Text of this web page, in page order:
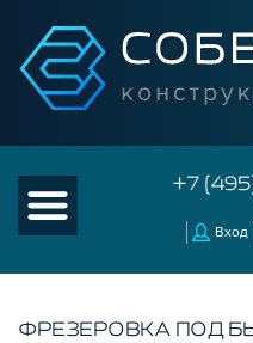
+7
Вход
ФРЕЗЕРОВКА ПОД